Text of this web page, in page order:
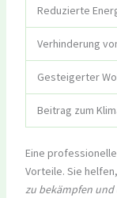
Reduzierte
Verhinderung
Gesteigerter
Beitrag zum
Eine
Vorteile. Sie helfen,
zu bekämpfen